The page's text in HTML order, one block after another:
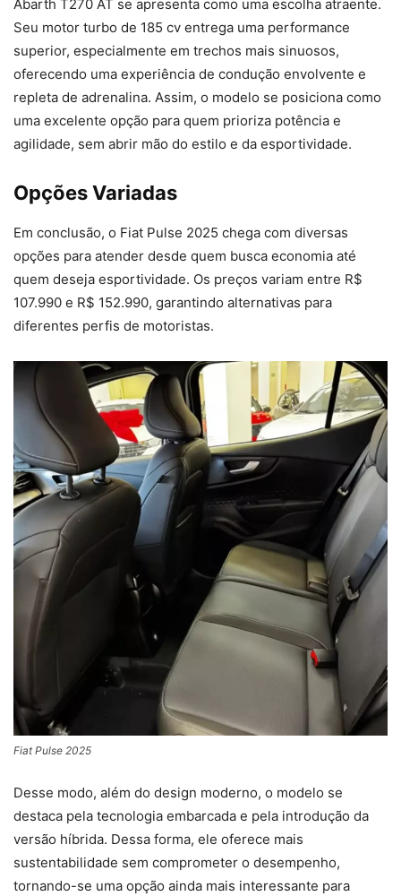
Abarth T270 AT se apresenta como uma escolha atraente.
Seu motor turbo de 185 cv entrega uma performance
superior, especialmente em trechos mais sinuosos,
oferecendo uma experiência de condução envolvente e
repleta de adrenalina. Assim, o modelo se posiciona como
uma excelente opção para quem prioriza potência e
agilidade, sem abrir mão do estilo e da esportividade.
Opções Variadas
Em conclusão, o Fiat Pulse 2025 chega com diversas
opções para atender desde quem busca economia até
quem deseja esportividade. Os preços variam entre R$
107.990 e R$ 152.990, garantindo alternativas para
diferentes perfis de motoristas.
Fiat Pulse 2025
Desse modo, além do design moderno, o modelo se
destaca pela tecnologia embarcada e pela introdução da
versão híbrida. Dessa forma, ele oferece mais
sustentabilidade sem comprometer o desempenho,
tornando-se uma opção ainda mais interessante para